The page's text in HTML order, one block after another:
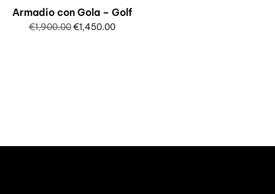
Armadio con Gola – Golf
€1,900.00€1,450.00